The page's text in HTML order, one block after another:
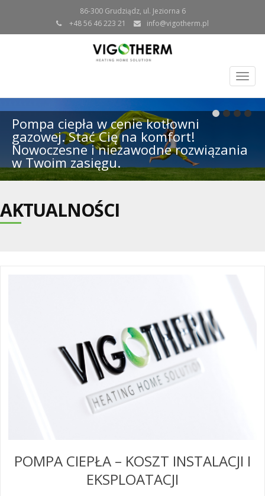
86-300 Grudziądz, ul. Jeziorna 6
+48 56 46 223 21
info@vigotherm.pl
Pompa ciepła w cenie kotłowni
gazowej. Stać Cię na komfort!
Nowoczesne i niezawodne rozwiązania
w Twoim zasięgu.
AKTUALNOŚCI
POMPA CIEPŁA – KOSZT INSTALACJI I
EKSPLOATACJI